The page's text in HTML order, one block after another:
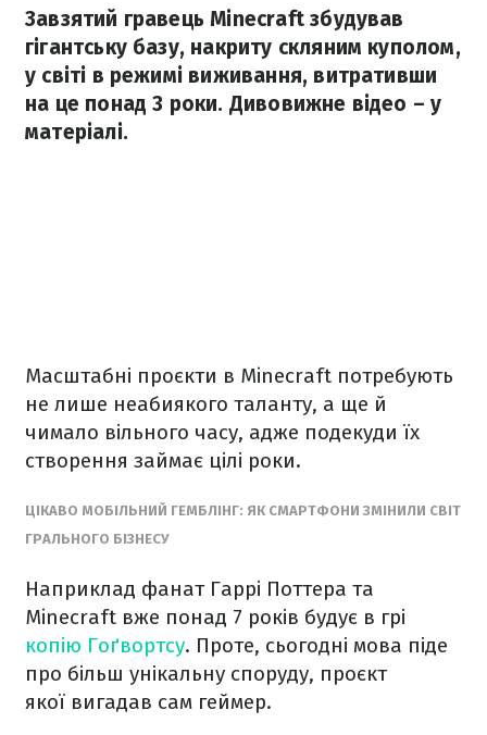
Завзятий гравець Minecraft збудував
гігантську базу, накриту скляним куполом,
у світі в режимі виживання, витративши
на це понад 3 роки. Дивовижне відео – у
матеріалі.
Масштабні проєкти в Minecraft потребують
не лише неабиякого таланту, а ще й
чимало вільного часу, адже подекуди їх
створення займає цілі роки.
ЦІКАВО МОБІЛЬНИЙ ГЕМБЛІНГ: ЯК СМАРТФОНИ ЗМІНИЛИ СВІТ
ГРАЛЬНОГО БІЗНЕСУ
Наприклад фанат Гаррі Поттера та
Minecraft вже понад 7 років будує в грі
копію Гоґвортсу. Проте, сьогодні мова піде
про більш унікальну споруду, проєкт
якої вигадав сам геймер.